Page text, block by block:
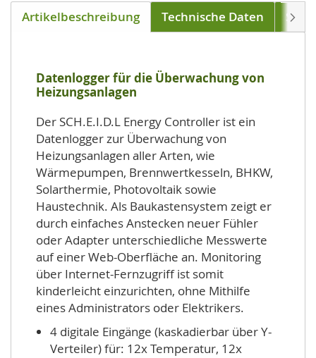
Artikelbeschreibung Technische Daten
Datenlogger für die Überwachung von
Heizungsanlagen
Der SCH.E.I.D.L Energy Controller ist ein
Datenlogger zur Überwachung von
Heizungsanlagen aller Arten, wie
Wärmepumpen, Brennwertkesseln, BHKW,
Solarthermie, Photovoltaik sowie
Haustechnik. Als Baukastensystem zeigt er
durch einfaches Anstecken neuer Fühler
oder Adapter unterschiedliche Messwerte
auf einer Web-Oberfläche an. Monitoring
über Internet-Fernzugriff ist somit
kinderleicht einzurichten, ohne Mithilfe
eines Administrators oder Elektrikers.
4 digitale Eingänge (kaskadierbar über Y-
Verteiler) für: 12x Temperatur, 12x